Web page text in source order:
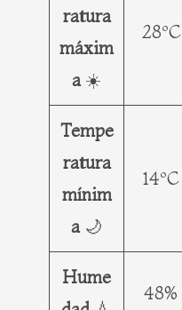
ratura
máxim
a☀️
28ºC
Tempe
ratura
mínim
a🌙
14ºC
Hume
48%